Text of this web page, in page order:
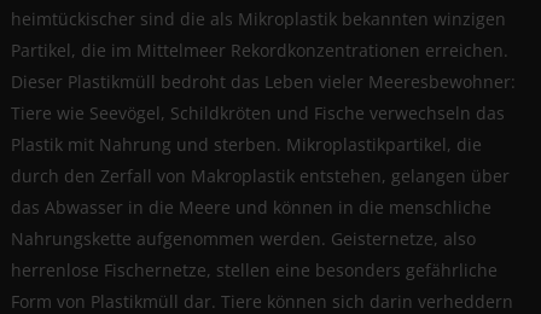
heimtückischer sind die als Mikroplastik bekannten winzigen
Partikel, die im Mittelmeer Rekordkonzentrationen erreichen.
Dieser Plastikmüll bedroht das Leben vieler Meeresbewohner:
Tiere wie Seevögel, Schildkröten und Fische verwechseln das
Plastik mit Nahrung und sterben. Mikroplastikpartikel, die
durch den Zerfall von Makroplastik entstehen, gelangen über
das Abwasser in die Meere und können in die menschliche
Nahrungskette aufgenommen werden. Geisternetze, also
herrenlose Fischernetze, stellen eine besonders gefährliche
Form von Plastikmüll dar. Tiere können sich darin verheddern